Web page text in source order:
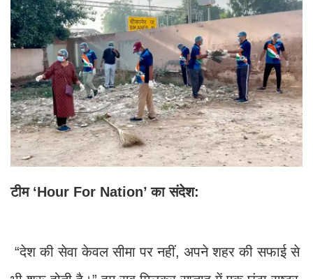
टीम ‘Hour For Nation’ का संदेश:
“देश की सेवा केवल सीमा पर नहीं, अपने शहर की सफाई से